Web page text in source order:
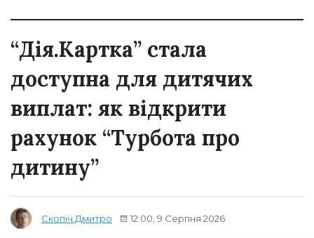
“Дія.Картка” стала
доступна для дитячих
виплат: як відкрити
рахунок “Турбота про
дитину”
Скопіч Дмитро 12:00, 9 Серпня 2026